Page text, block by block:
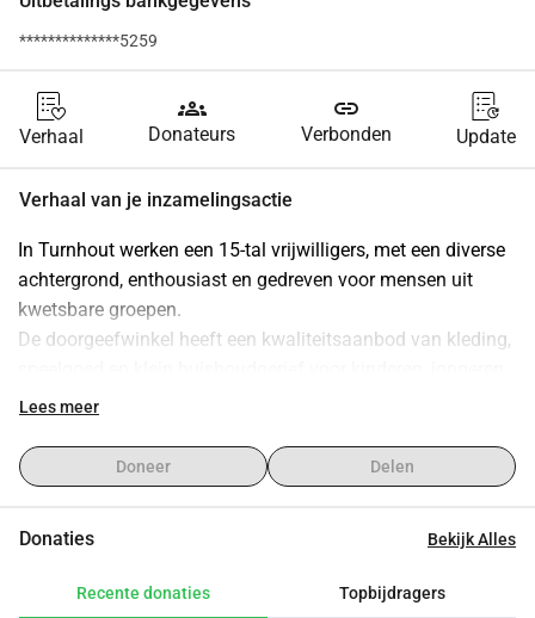
**************5259
Verhaal
groups
Donateurs
link
Verbonden Update
Verhaal van je inzamelingsactie
In Turnhout werken een 15-tal vrijwilligers, met een diverse
achtergrond, enthousiast en gedreven voor mensen uit
kwetsbare groepen.
De doorgeefwinkel heeft een kwaliteitsaanbod van kleding,
en volwassenen.
kinderen en jongeren op in armoede. Iets meer dan 1 op de
5 mensen (21,4%) is niet Belg. Onze klanten zijn een
Onze winkel is een vindplaats voor zinvolle ontmoetingen.
door naar de juiste instanties en personen.
Lees meer
Doneer Delen
Donaties Bekijk Alles
Recente donaties Topbijdragers